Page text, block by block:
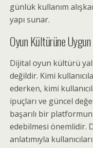
günlük kullanım
yapı sunar.
Oyun Kültürüne Uygun
Dijital oyun kültürü
değildir. Kimi
ederken, kimi
ipuçları ve güncel
başarılı bir
edebilmesi önemlidir.
anlatımıyla